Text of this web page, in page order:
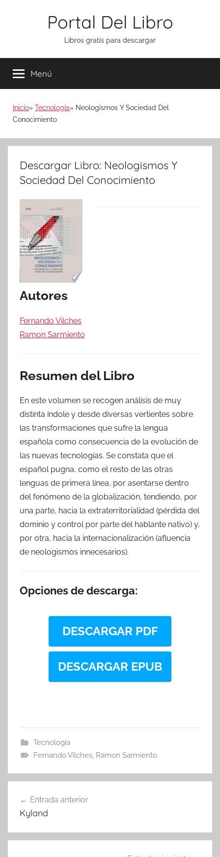
Portal Del Libro
Libros gratis para descargar
Menú
Inicio Tecnología
Neologismos Y Sociedad Del
Conocimiento
Descargar Libro: Neologismos Y
Sociedad Del Conocimiento
Autores
Fernando Vilches
Ramon Sarmiento
Resumen del Libro
En este volumen se recogen análisis de muy
distinta índole y desde diversas vertientes sobre
las transformaciones que sufre la lengua
española como consecuencia de la evolución de
las nuevas tecnologías. Se constata que el
español pugna, como el resto de las otras
lenguas de primera línea, por asentarse dentro
del fenómeno de la globalización, tendiendo, por
una parte, hacia la extraterritorialidad (pérdida del
dominio y control por parte del hablante nativo) y,
por otra, hacia la internacionalización (afluencia
de neologismos innecesarios).
Opciones de descarga:
DESCARGAR PDF
DESCARGAR EPUB
Tecnología
Fernando Vilches, Ramon Sarmiento
de
Entrada anterior
Kyland